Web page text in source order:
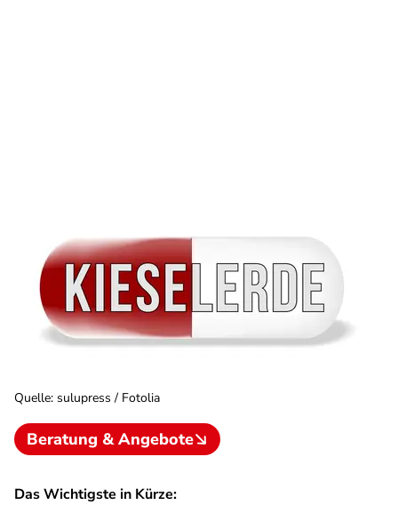
Quelle: sulupress / Fotolia
Beratung & Angebote
Das Wichtigste in Kürze: